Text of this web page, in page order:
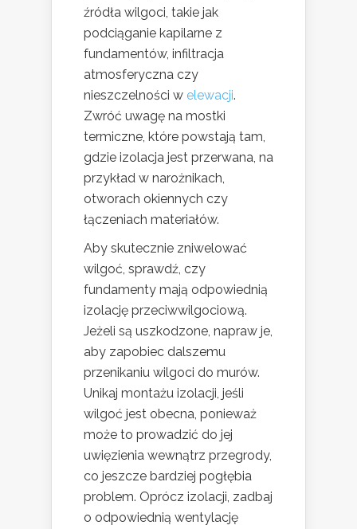
źródła wilgoci, takie jak
podciąganie kapilarne z
fundamentów, infiltracja
atmosferyczna czy
nieszczelności w elewacji.
Zwróć uwagę na mostki
termiczne, które powstają tam,
gdzie izolacja jest przerwana, na
przykład w narożnikach,
otworach okiennych czy
łączeniach materiałów.
Aby skutecznie zniwelować
wilgoć, sprawdź, czy
fundamenty mają odpowiednią
izolację przeciwwilgociową.
Jeżeli są uszkodzone, napraw je,
aby zapobiec dalszemu
przenikaniu wilgoci do murów.
Unikaj montażu izolacji, jeśli
wilgoć jest obecna, ponieważ
może to prowadzić do jej
uwięzienia wewnątrz przegrody,
co jeszcze bardziej pogłębia
problem. Oprócz izolacji, zadbaj
o odpowiednią wentylację